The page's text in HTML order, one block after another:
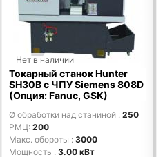
Нет в наличии
Токарный станок Hunter
SH30B с ЧПУ Siemens 808D
(Опция: Fanuc, GSK)
Ø обработки над станиной
250
РМЦ 200
Макс. обороты
3000
Мощность
3.00 кВт